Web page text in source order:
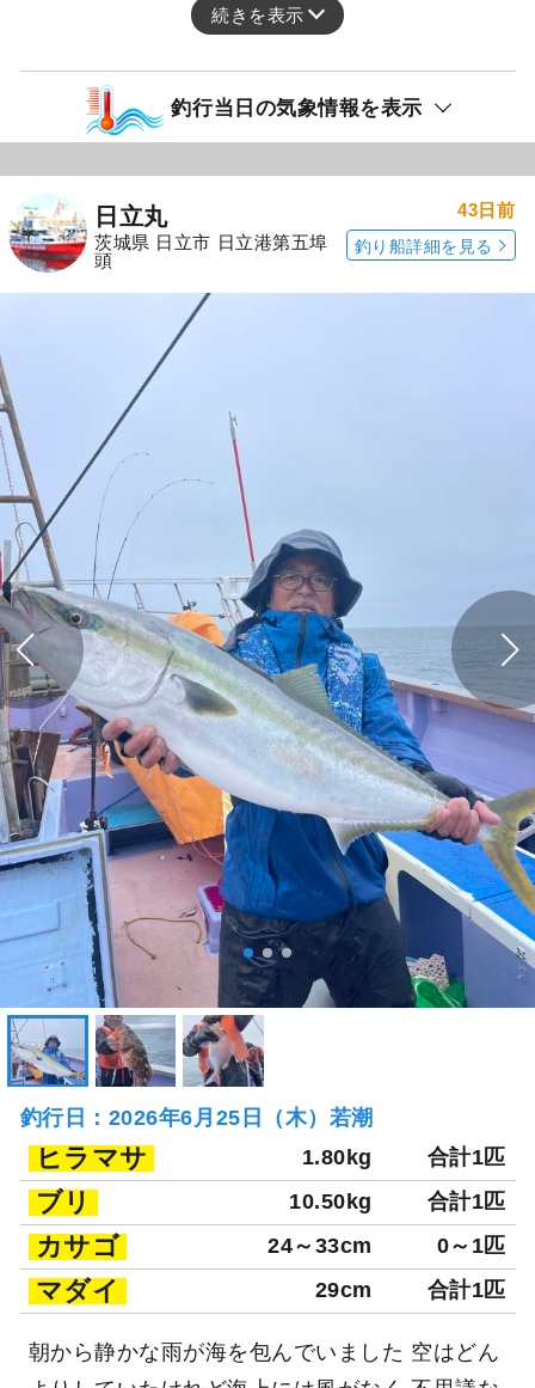
続きを表示
釣行当日の気象情報を表示
日立丸
茨城県 日立市 日立港第五埠
頭
43日前
釣り船詳細を見る
釣行日：2026年6月25日（木）若潮
ヒラマサ 1.80kg 合計1匹
ブリ 10.50kg 合計1匹
カサゴ 24～33cm 0～1匹
マダイ 29cm 合計1匹
朝から静かな雨が海を包んでいました 空はどん